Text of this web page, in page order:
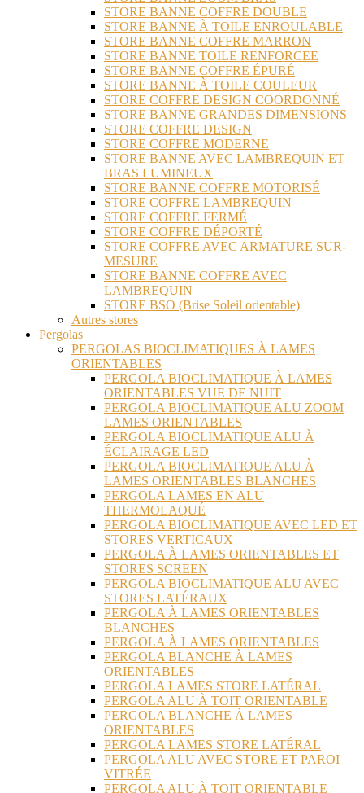
STORE BANNE COFFRE DOUBLE
STORE BANNE À TOILE ENROULABLE
STORE BANNE COFFRE MARRON
STORE BANNE TOILE RENFORCEE
STORE BANNE COFFRE ÉPURÉ
STORE BANNE À TOILE COULEUR
STORE COFFRE DESIGN COORDONNÉ
STORE BANNE GRANDES DIMENSIONS
STORE COFFRE DESIGN
STORE COFFRE MODERNE
STORE BANNE AVEC LAMBREQUIN ET
BRAS LUMINEUX
STORE BANNE COFFRE MOTORISÉ
STORE COFFRE LAMBREQUIN
STORE COFFRE FERMÉ
STORE COFFRE DÉPORTÉ
STORE COFFRE AVEC ARMATURE SUR-
MESURE
STORE BANNE COFFRE AVEC
LAMBREQUIN
STORE BSO (Brise Soleil orientable)
Autres stores
Pergolas
PERGOLAS BIOCLIMATIQUES À LAMES
ORIENTABLES
PERGOLA BIOCLIMATIQUE À LAMES
ORIENTABLES VUE DE NUIT
PERGOLA BIOCLIMATIQUE ALU ZOOM
LAMES ORIENTABLES
PERGOLA BIOCLIMATIQUE ALU À
ÉCLAIRAGE LED
PERGOLA BIOCLIMATIQUE ALU À
LAMES ORIENTABLES BLANCHES
PERGOLA LAMES EN ALU
THERMOLAQUÉ
PERGOLA BIOCLIMATIQUE AVEC LED ET
STORES VERTICAUX
PERGOLA À LAMES ORIENTABLES ET
STORES SCREEN
PERGOLA BIOCLIMATIQUE ALU AVEC
STORES LATÉRAUX
PERGOLA À LAMES ORIENTABLES
BLANCHES
PERGOLA À LAMES ORIENTABLES
PERGOLA BLANCHE À LAMES
ORIENTABLES
PERGOLA LAMES STORE LATÉRAL
PERGOLA ALU À TOIT ORIENTABLE
PERGOLA BLANCHE À LAMES
ORIENTABLES
PERGOLA LAMES STORE LATÉRAL
PERGOLA ALU AVEC STORE ET PAROI
VITRÉE
PERGOLA ALU À TOIT ORIENTABLE